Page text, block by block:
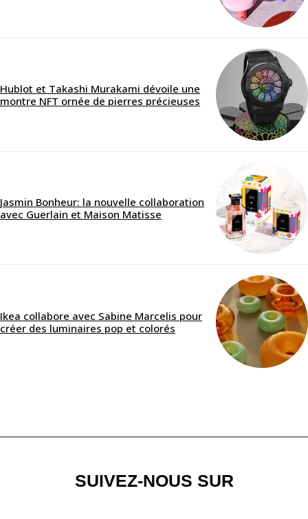
Hublot et Takashi Murakami dévoile une
montre NFT ornée de pierres précieuses
Jasmin Bonheur: la nouvelle collaboration
avec Guerlain et Maison Matisse
Ikea collabore avec Sabine Marcelis pour
créer des luminaires pop et colorés
SUIVEZ-NOUS SUR